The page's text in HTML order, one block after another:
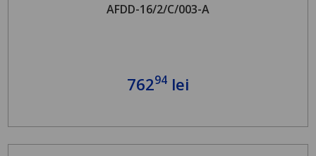
AFDD-16/2/C/003-A
76294 lei